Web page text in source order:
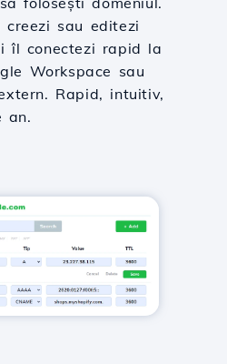
sau editezi
îl conectezi rapid la
Workspace sau
Rapid, intuitiv,
an.